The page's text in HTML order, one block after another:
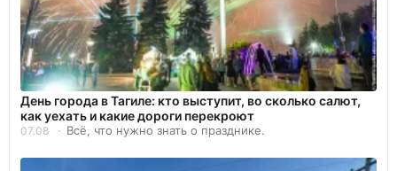
День города в Тагиле: кто выступит, во сколько салют,
как уехать и какие дороги перекроют
07.08 Всё, что нужно знать о празднике.